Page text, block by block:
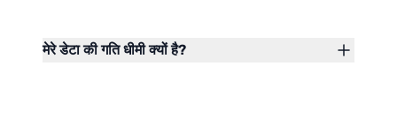
मेरे डेटा की गति धीमी क्यों है?